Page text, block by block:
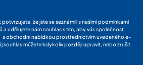
že jste se seznámili s našimi podmínkami
udělujete nám souhlas s tím, aby vás společnost
obchodní nabídkou prostřednictvím uvedeného e-
souhlas můžete kdykoliv později upravit, nebo zrušit.